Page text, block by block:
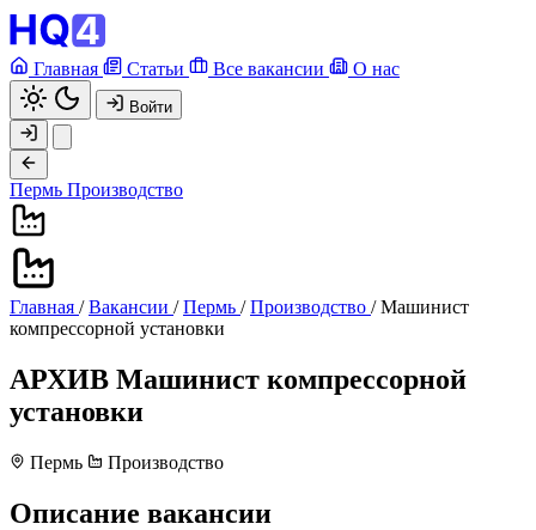
Главная Статьи Все вакансии О нас
Войти
Пермь Производство
Главная / Вакансии / Пермь / Производство / Машинист
компрессорной установки
АРХИВ Машинист компрессорной
установки
Пермь Производство
Описание вакансии